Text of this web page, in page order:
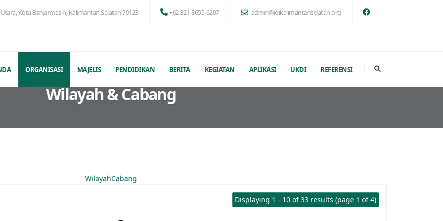
Kota Banjarmasin, Kalimantan Selatan 70123 +62 821-8655-6207 admin@idikalimantanselatan.org
ORGANISASI MAJELIS PENDIDIKAN BERITA KEGIATAN APLIKASI UKDI REFERENSI
Wilayah & Cabang
WilayahCabang
Displaying 1 - 10 of 33 results (page 1 of 4)